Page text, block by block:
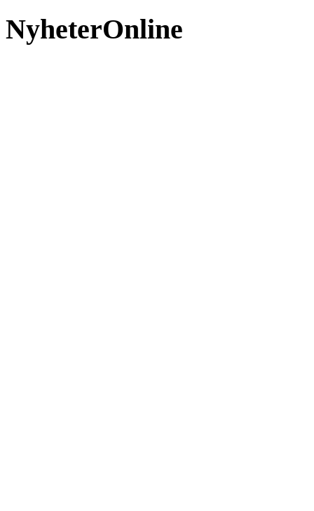
NyheterOnline